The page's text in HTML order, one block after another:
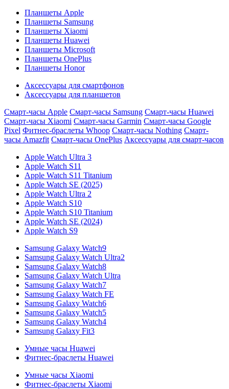
Планшеты Apple
Планшеты Samsung
Планшеты Xiaomi
Планшеты Huawei
Планшеты Microsoft
Планшеты OnePlus
Планшеты Honor
Аксессуары для смартфонов
Аксессуары для планшетов
Смарт-часы Apple Смарт-часы Samsung Смарт-часы Huawei
Смарт-часы Xiaomi Смарт-часы Garmin Смарт-часы Google
Pixel Фитнес-браслеты Whoop Смарт-часы Nothing Смарт-
часы Amazfit Смарт-часы OnePlus Аксессуары для смарт-часов
Apple Watch Ultra 3
Apple Watch S11
Apple Watch S11 Titanium
Apple Watch SE (2025)
Apple Watch Ultra 2
Apple Watch S10
Apple Watch S10 Titanium
Apple Watch SE (2024)
Apple Watch S9
Samsung Galaxy Watch9
Samsung Galaxy Watch Ultra2
Samsung Galaxy Watch8
Samsung Galaxy Watch Ultra
Samsung Galaxy Watch7
Samsung Galaxy Watch FE
Samsung Galaxy Watch6
Samsung Galaxy Watch5
Samsung Galaxy Watch4
Samsung Galaxy Fit3
Умные часы Huawei
Фитнес-браслеты Huawei
Умные часы Xiaomi
Фитнес-браслеты Xiaomi